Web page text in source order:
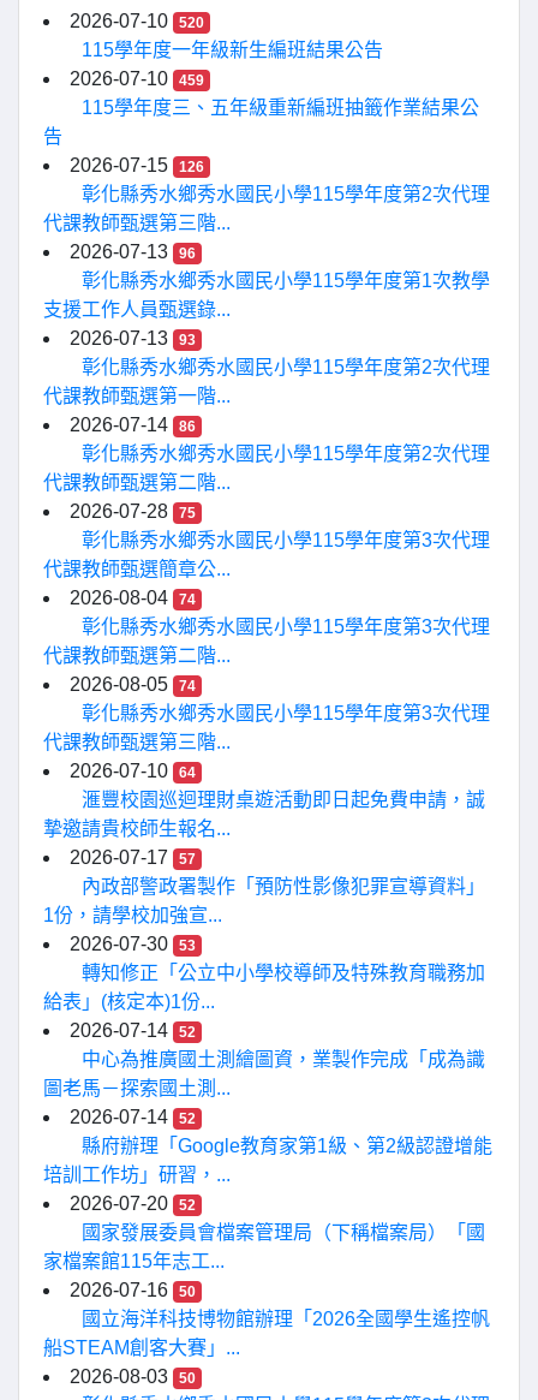
2026-07-10 520
115學年度一年級新生編班結果公告
2026-07-10
459
115學年度三、五年級重新編班抽籤作業結果公
告
2026-07-15
126
彰化縣秀水鄉秀水國民小學115學年度第2次代理
代課教師甄選第三階...
2026-07-13
96
彰化縣秀水鄉秀水國民小學115學年度第1次教學
支援工作人員甄選錄...
2026-07-13
93
彰化縣秀水鄉秀水國民小學115學年度第2次代理
代課教師甄選第一階...
2026-07-14
86
彰化縣秀水鄉秀水國民小學115學年度第2次代理
代課教師甄選第二階...
2026-07-28
75
彰化縣秀水鄉秀水國民小學115學年度第3次代理
代課教師甄選簡章公...
2026-08-04
74
彰化縣秀水鄉秀水國民小學115學年度第3次代理
代課教師甄選第二階...
2026-08-05
74
彰化縣秀水鄉秀水國民小學115學年度第3次代理
代課教師甄選第三階...
2026-07-10
64
滙豐校園巡迴理財桌遊活動即日起免費申請，誠
摯邀請貴校師生報名...
2026-07-17
57
內政部警政署製作「預防性影像犯罪宣導資料」
1份，請學校加強宣...
2026-07-30
53
轉知修正「公立中小學校導師及特殊教育職務加
給表」(核定本)1份...
2026-07-14
52
中心為推廣國土測繪圖資，業製作完成「成為識
圖老馬－探索國土測...
2026-07-14
52
縣府辦理「Google教育家第1級、第2級認證增能
培訓工作坊」研習，...
2026-07-20
52
國家發展委員會檔案管理局（下稱檔案局）「國
家檔案館115年志工...
2026-07-16
50
國立海洋科技博物館辦理「2026全國學生遙控帆
船STEAM創客大賽」...
2026-08-03
50